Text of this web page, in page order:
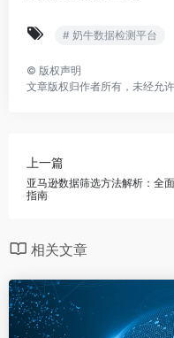
# 奶牛数据检测平台
© 版权声明
文章版权归作者所有，未经允许
上一篇
亚马逊数据筛选方法解析：全面
指南
相关文章